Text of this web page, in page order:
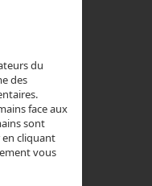
du
des
face aux
sont
cliquant
vous